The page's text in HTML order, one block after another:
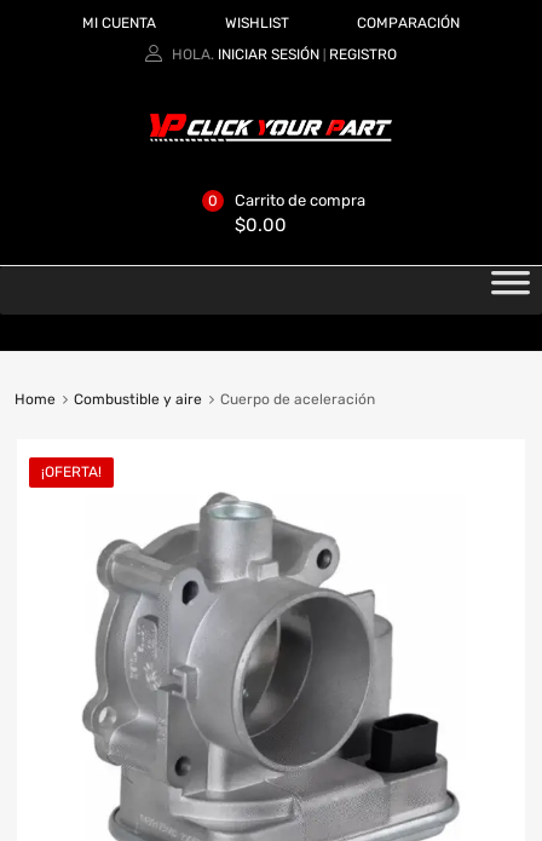
MI CUENTA WISHLIST
COMPARACIÓN
HOLA. INICIAR SESIÓN REGISTRO
Carrito de compra
$0.00
0
Home Combustible y aire Cuerpo de aceleración
¡OFERTA!